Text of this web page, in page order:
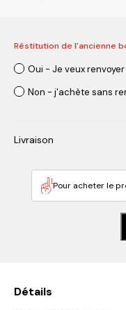
Réstitution de l'ancienne
Oui - Je veux
Non - j'achète sans
Livraison
Pour acheter le
Détails